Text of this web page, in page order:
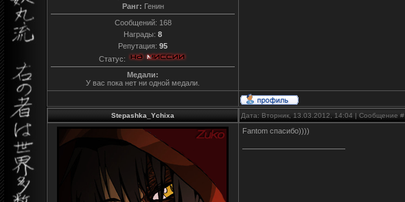
Ранг: Генин
Сообщений: 168
Награды: 8
Репутация: 95
Статус:
Медали:
У вас пока нет ни одной медали.
Stepashka_Ychixa Дата: Вторник, 13.03.2012, 14:04 | Сообщение #
Fantom спасибо))))